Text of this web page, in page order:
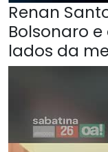
Renan
Bolsonaro
lados da